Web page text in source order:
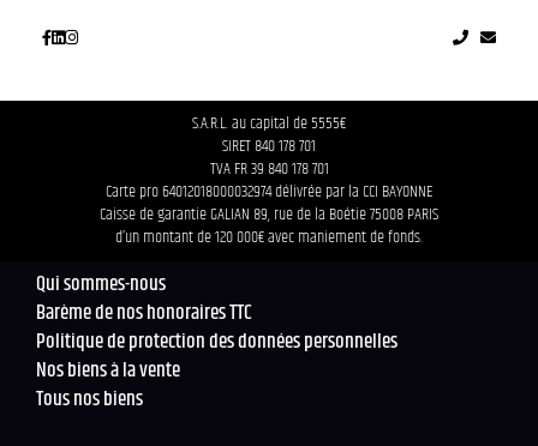
S.A.R.L. au capital de 5555€
SIRET 840 178 701
TVA FR 39 840 178 701
Carte pro 64012018000032974 délivrée par la CCI BAYONNE
Caisse de garantie GALIAN 89, rue de la Boétie 75008 PARIS
d’un montant de 120 000€ avec maniement de fonds.
Qui sommes-nous
Barème de nos honoraires TTC
Politique de protection des données personnelles
Nos biens à la vente
Tous nos biens